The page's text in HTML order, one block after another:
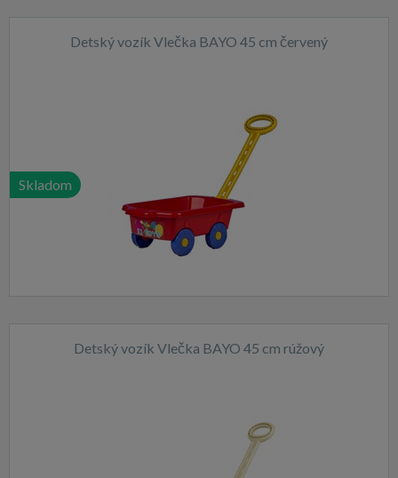
Detský vozík Vlečka BAYO 45 cm červený
Skladom
Detský vozík Vlečka BAYO 45 cm rúžový